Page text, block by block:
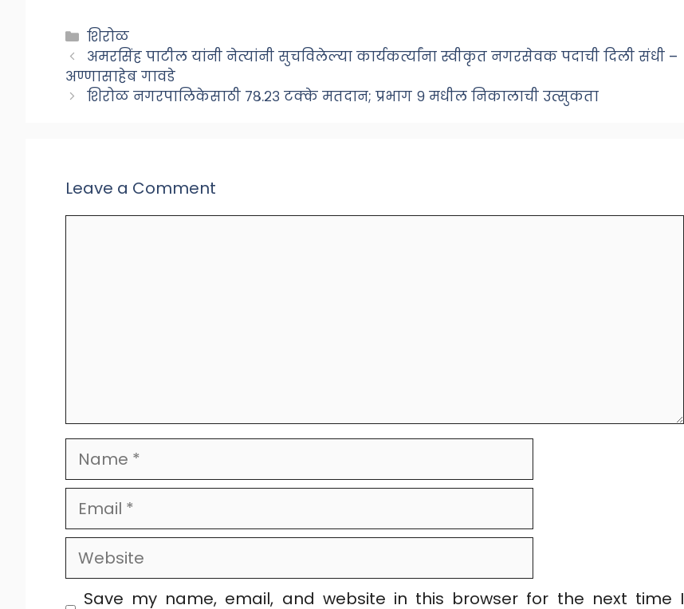
Categories
शिरोळ
अमरसिंह पाटील यांनी नेत्यांनी सुचविलेल्या कार्यकर्त्यांना स्वीकृत नगरसेवक पदाची दिली संधी –
अण्णासाहेब गावडे
शिरोळ नगरपालिकेसाठी ७८.२३ टक्के मतदान; प्रभाग ९ मधील निकालाची उत्सुकता
Leave a Comment
Name
Email
Website
Save my name, email, and website in this browser for the next time I